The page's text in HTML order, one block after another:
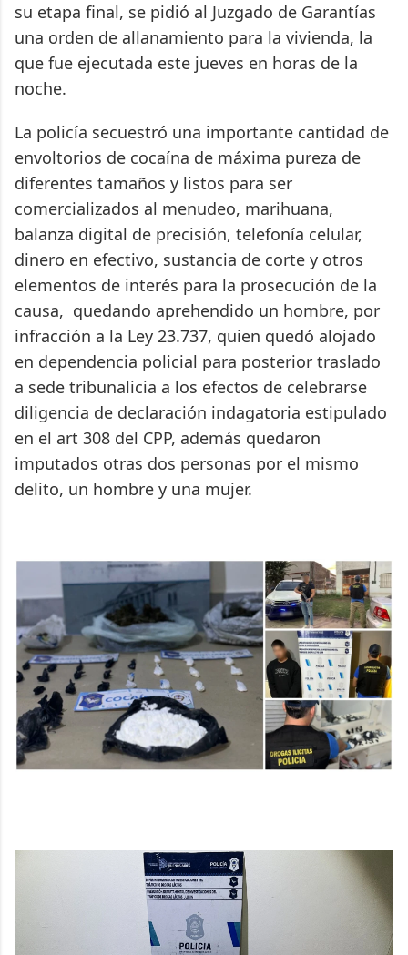
su etapa final, se pidió al Juzgado de Garantías
una orden de allanamiento para la vivienda, la
que fue ejecutada este jueves en horas de la
noche.
La policía secuestró una importante cantidad de
envoltorios de cocaína de máxima pureza de
diferentes tamaños y listos para ser
comercializados al menudeo, marihuana,
balanza digital de precisión, telefonía celular,
dinero en efectivo, sustancia de corte y otros
elementos de interés para la prosecución de la
causa, quedando aprehendido un hombre, por
infracción a la Ley 23.737, quien quedó alojado
en dependencia policial para posterior traslado
a sede tribunalicia a los efectos de celebrarse
diligencia de declaración indagatoria estipulado
en el art 308 del CPP, además quedaron
imputados otras dos personas por el mismo
delito, un hombre y una mujer.